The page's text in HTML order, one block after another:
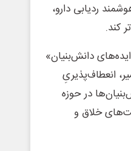
ردیابی دارو،
کند.
دانش‌بنیان»
انعطاف‌پذیریِ
در حوزه
خلاق و